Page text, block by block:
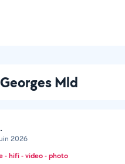
Mld
2026
- hifi - video - photo